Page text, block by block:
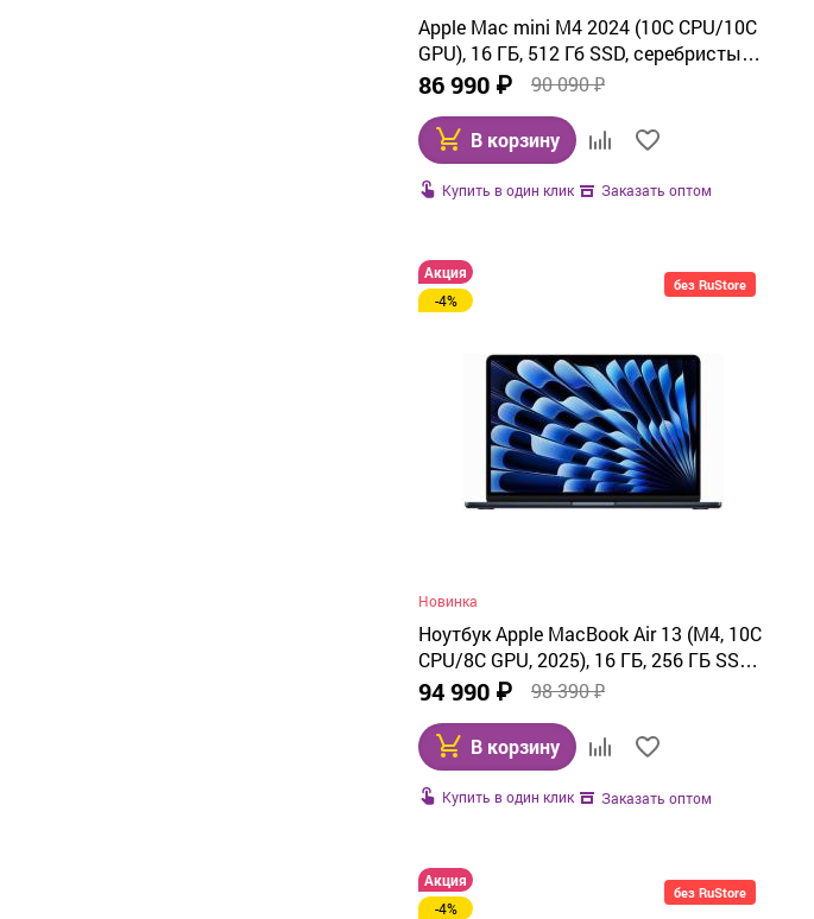
Apple Mac mini M4 2024 (10C CPU/10C
GPU), 16 ГБ, 512 Гб SSD, серебристый
(MU9E3)
86 990 ₽ 90 090 ₽
В корзину
Купить в один клик Заказать оптом
без RuStore
Акция
-4%
Новинка
Ноутбук Apple MacBook Air 13 (M4, 10C
CPU/8C GPU, 2025), 16 ГБ, 256 ГБ SSD,
Midnight (MW123)
94 990 ₽ 98 390 ₽
В корзину
Купить в один клик Заказать оптом
без RuStore
Акция
-4%